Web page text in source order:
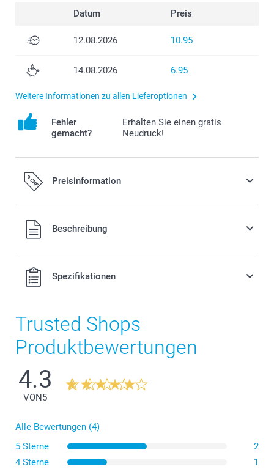
Datum Preis
12.08.2026 10.95
14.08.2026 6.95
Weitere Informationen zu allen Lieferoptionen
Fehler
gemacht?
Erhalten Sie einen gratis
Neudruck!
Preisinformation
Alle Preise verstehen sich in Schweizer Franken (CHF) inkl.
MwSt. und zzgl. Versandkosten.
Beschreibung
Spezifikationen
Trusted Shops
Produktbewertungen
4.3
VON5
Alle Bewertungen (4)
5 Sterne
2
4 Sterne
1